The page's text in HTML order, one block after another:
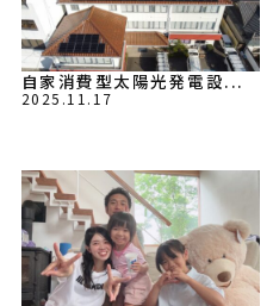
自家消費型太陽光発電設...
2025.11.17